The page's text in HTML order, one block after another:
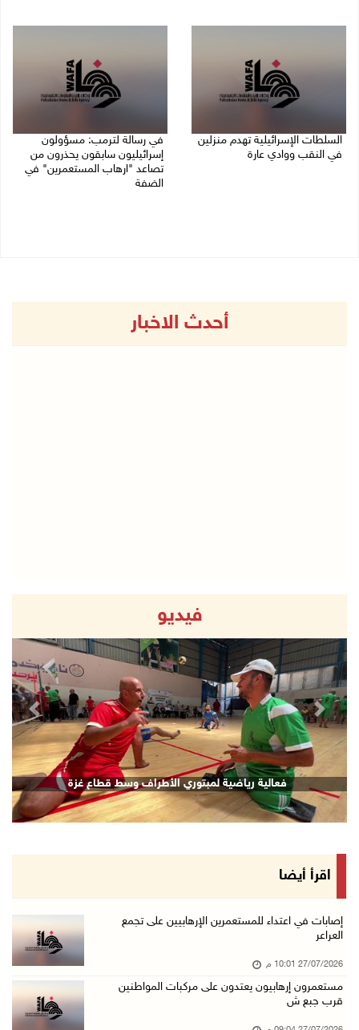
السلطات الإسرائيلية تهدم منزلين
في النقب ووادي عارة
في رسالة لترمب: مسؤولون
إسرائيليون سابقون يحذرون من
تصاعد "ارهاب المستعمرين" في
الضفة
أحدث الاخبار
فيديو
فعالية رياضية لمبتوري الأطراف وسط قطاع غزة
Next
اقرأ أيضا
إصابات في اعتداء للمستعمرين الإرهابيين على تجمع
العراعر
27/07/2026 10:01 م
مستعمرون إرهابيون يعتدون على مركبات المواطنين
قرب جبع ش